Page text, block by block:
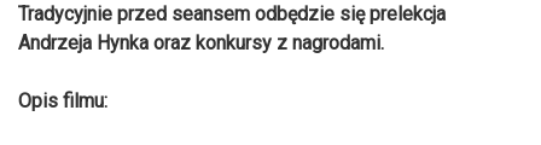
Tradycyjnie przed seansem odbędzie się prelekcja
Andrzeja Hynka oraz konkursy z nagrodami.
Opis filmu: